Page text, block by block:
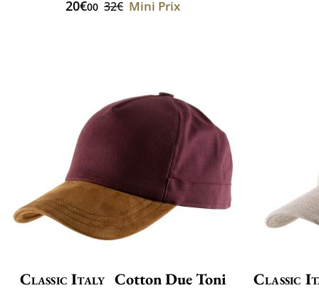
20€00 32€ Mini Prix
Classic Italy Cotton Due Toni Classic